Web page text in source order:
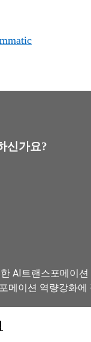
신가요?
AI트랜스포메이
메이션 역량강화
기